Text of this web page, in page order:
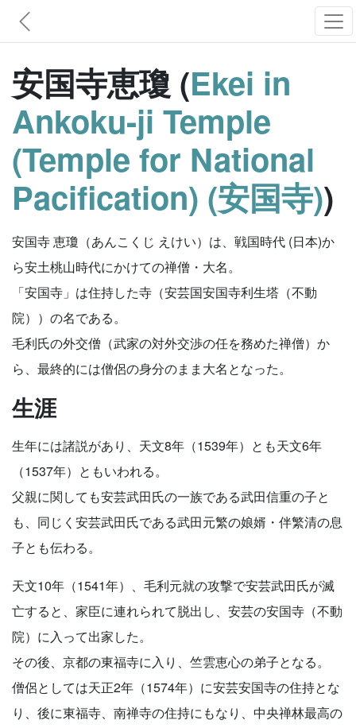
安国寺恵瓊 (Ekei in
Ankoku-ji Temple
(Temple for National
Pacification) (安国寺))
安国寺 恵瓊（あんこくじ えけい）は、戦国時代 (日本)か
ら安土桃山時代にかけての禅僧・大名。
「安国寺」は住持した寺（安芸国安国寺利生塔（不動
院））の名である。
毛利氏の外交僧（武家の対外交渉の任を務めた禅僧）か
ら、最終的には僧侶の身分のまま大名となった。
生涯
生年には諸説があり、天文8年（1539年）とも天文6年
（1537年）ともいわれる。
父親に関しても安芸武田氏の一族である武田信重の子と
も、同じく安芸武田氏である武田元繁の娘婿・伴繁清の息
子とも伝わる。
天文10年（1541年）、毛利元就の攻撃で安芸武田氏が滅
亡すると、家臣に連れられて脱出し、安芸の安国寺（不動
院）に入って出家した。
その後、京都の東福寺に入り、竺雲恵心の弟子となる。
僧侶としては天正2年（1574年）に安芸安国寺の住持とな
り、後に東福寺、南禅寺の住持にもなり、中央禅林最高の